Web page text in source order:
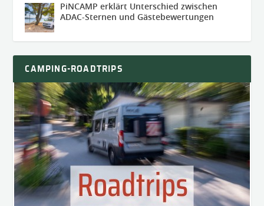
PiNCAMP erklärt Unterschied zwischen
ADAC-Sternen und Gästebewertungen
CAMPING-ROADTRIPS